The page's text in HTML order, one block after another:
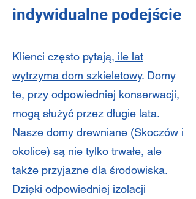
indywidualne podejście
Klienci często pytają, ile lat
wytrzyma dom szkieletowy. Domy
te, przy odpowiedniej konserwacji,
mogą służyć przez długie lata.
Nasze domy drewniane (Skoczów i
okolice) są nie tylko trwałe, ale
także przyjazne dla środowiska.
Dzięki odpowiedniej izolacji